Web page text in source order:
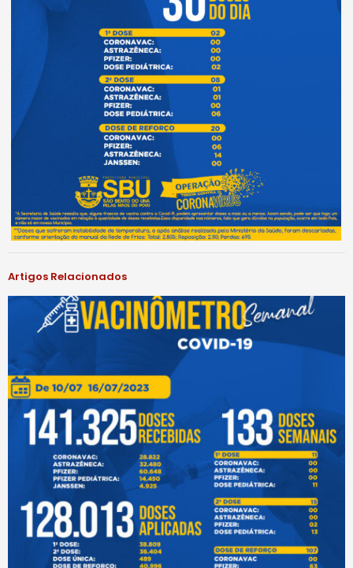
Artigos Relacionados